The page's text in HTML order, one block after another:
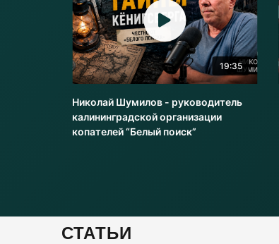
19:35
Николай Шумилов - руководитель
калининградской организации
копателей “Белый поиск”
СТАТЬИ